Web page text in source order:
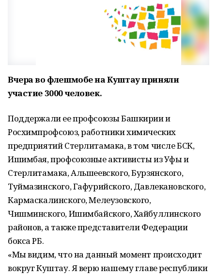
Вчера во флешмобе на Куштау приняли
участие 3000 человек.
Поддержали ее профсоюзы Башкирии и
Росхимпрофсоюз, работники химических
предприятий Стерлитамака, в том числе БСК,
Ишимбая, профсоюзные активисты из Уфы и
Стерлитамака, Альшеевского, Бурзянского,
Туймазинского, Гафурийского, Давлекановского,
Кармаскалинского, Мелеузовского,
Чишминского, Ишимбайского, Хайбуллинского
районов, а также представители Федерации
бокса РБ.
«Мы видим, что на данный момент происходит
вокруг Куштау. Я верю нашему главе республики